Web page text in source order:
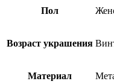
Пол
Возраст украшения
Материал